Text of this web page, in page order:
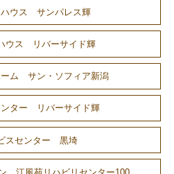
ハウス サンパレス輝
ウス リバーサイド輝
ーム サン・ソフィア新潟
ンター リバーサイド輝
スセンター 黒埼